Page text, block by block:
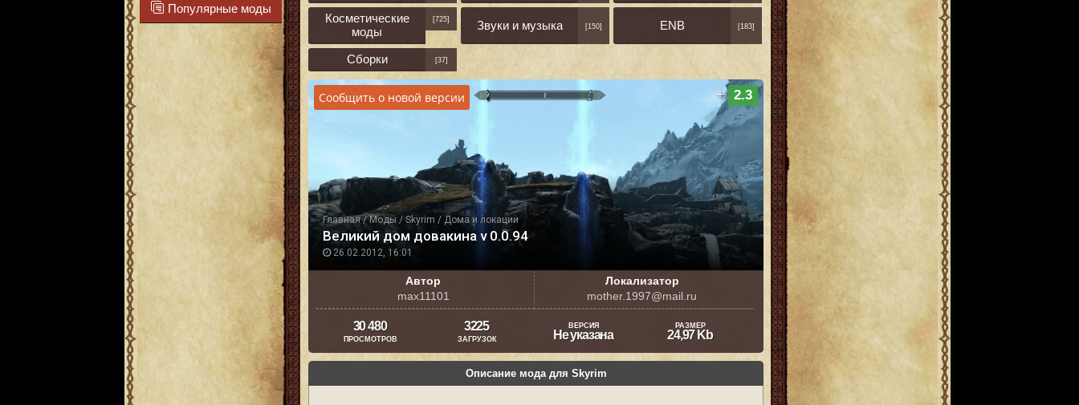
Популярные моды
Косметические
моды
[725] Звуки и музыка [150] ENB [183]
Сборки [37]
Главная/Моды / Skyrim / Дома и локации
26.02.2012, 16:01
Великий дом довакина v 0.0.94
Сообщить о новой версии + 2.3
Автор
max11101
Локализатор
mother.1997@mail.ru
30 480
ПРОСМОТРОВ
3225
ЗАГРУЗОК
ВЕРСИЯ
Не указана
РАЗМЕР
24,97 Kb
Описание мода для Skyrim